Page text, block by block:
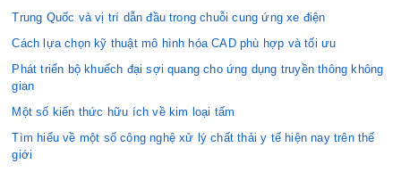
Trung Quốc và vị trí dẫn đầu trong chuỗi cung ứng xe điện
Cách lựa chọn kỹ thuật mô hình hóa CAD phù hợp và tối ưu
Phát triển bộ khuếch đại sợi quang cho ứng dụng truyền thông không
gian
Một số kiến thức hữu ích về kim loại tấm
Tìm hiểu về một số công nghệ xử lý chất thải y tế hiện nay trên thế
giới